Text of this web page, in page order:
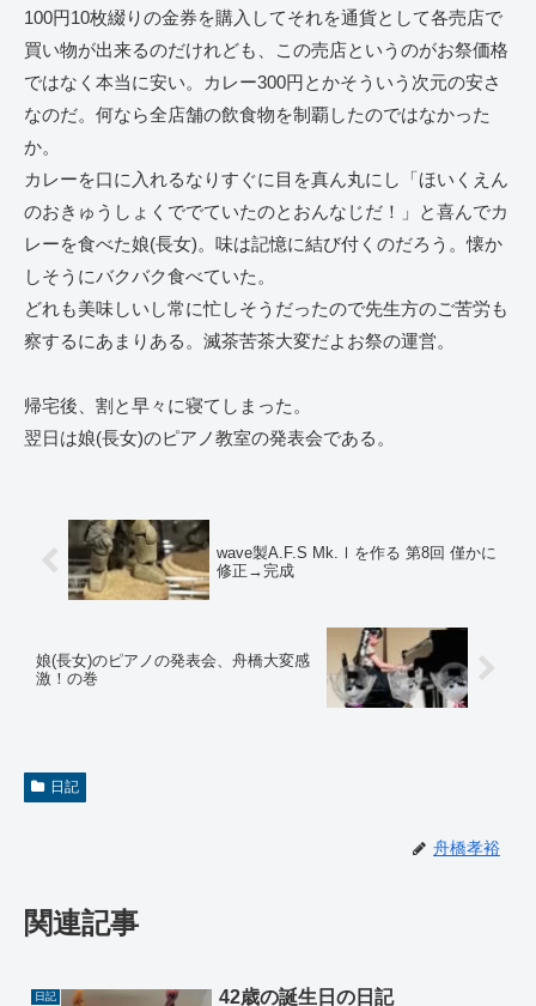
100円10枚綴りの金券を購入してそれを通貨として各売店で
買い物が出来るのだけれども、この売店というのがお祭価格
ではなく本当に安い。カレー300円とかそういう次元の安さ
なのだ。何なら全店舗の飲食物を制覇したのではなかった
か。
カレーを口に入れるなりすぐに目を真ん丸にし「ほいくえん
のおきゅうしょくででていたのとおんなじだ！」と喜んでカ
レーを食べた娘(長女)。味は記憶に結び付くのだろう。懐か
しそうにバクバク食べていた。
どれも美味しいし常に忙しそうだったので先生方のご苦労も
察するにあまりある。滅茶苦茶大変だよお祭の運営。
帰宅後、割と早々に寝てしまった。
翌日は娘(長女)のピアノ教室の発表会である。
wave製A.F.S Mk.Ⅰを作る 第8回 僅かに
修正→完成
娘(長女)のピアノの発表会、舟橋大変感
激！の巻
日記
舟橋孝裕
関連記事
日記 42歳の誕生日の日記